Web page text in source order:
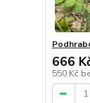
666
550 Kč